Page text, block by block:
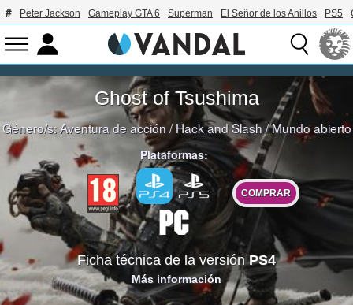
Peter Jackson Gameplay GTA 6 Superman El Señor de los Anillos PS5
Ghost of Tsushima
Género/s: Aventura de acción /Hack and Slash/Mundo abierto
Plataformas:
COMPRAR
Ficha técnica de la versiónPS4
Más información